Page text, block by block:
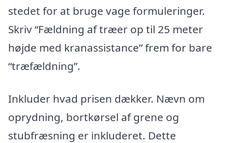
stedet for at bruge vage formuleringer.
Skriv “Fældning af træer op til 25 meter
højde med kranassistance” frem for bare
“træfældning”.
Inkluder hvad prisen dækker. Nævn om
oprydning, bortkørsel af grene og
stubfræsning er inkluderet. Dette